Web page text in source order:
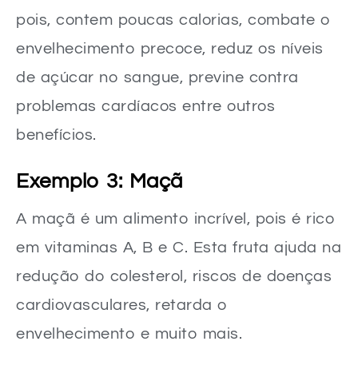
pois, contem poucas calorias, combate o
envelhecimento precoce, reduz os níveis
de açúcar no sangue, previne contra
problemas cardíacos entre outros
benefícios.
Exemplo 3: Maçã
A maçã é um alimento incrível, pois é rico
em vitaminas A, B e C. Esta fruta ajuda na
redução do colesterol, riscos de doenças
cardiovasculares, retarda o
envelhecimento e muito mais.